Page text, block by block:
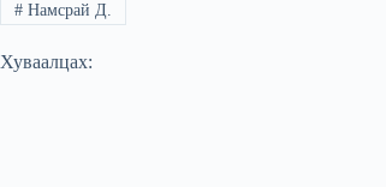
#Намсрай Д.
Хуваалцах: